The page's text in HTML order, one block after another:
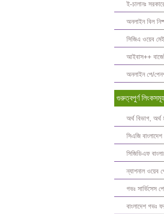
ই-চালানঃ
অনলাইন বিল
সিজিএ ওয়েব
আইবাস++
অনলাইন পে/
গুরুত্বপুর্ণ লিংকসমূহ
অর্থ বিভাগ, অর্থ
সিএজি বাংলাদেশ
সিজিডিএফ
ন্যাশনাল ওয়েব
গভঃ সার্ভিসেস
বাংলাদেশ গভঃ